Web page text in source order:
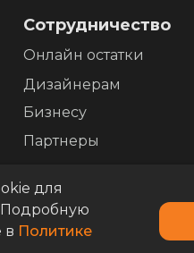
для
Подробную
в Политике
Сотрудничество
Дизайнерам
Бизнесу
Партнеры
Онлайн остатки